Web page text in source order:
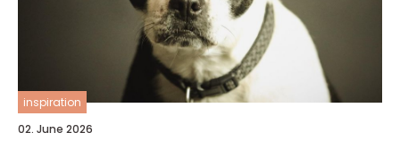
inspiration
02. June 2026